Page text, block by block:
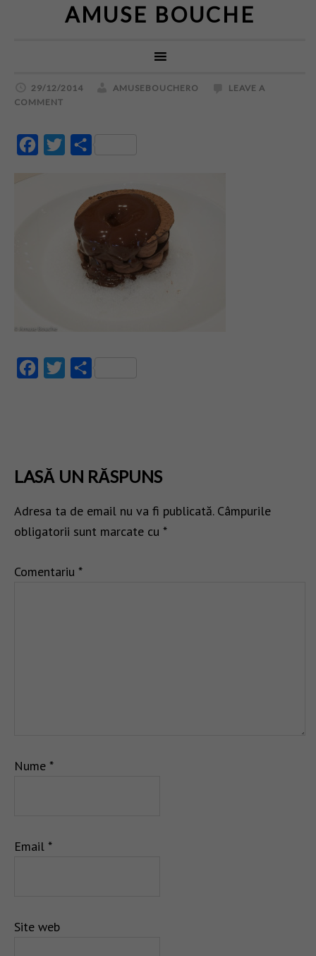
AMUSE BOUCHE
29/12/2014 AMUSEBOUCHERO
LEAVE A
COMMENT
FacebookTwitter
FacebookTwitter
LASĂ UN RĂSPUNS
Adresa ta de email nu va fi publicată. Câmpurile
obligatorii sunt marcate cu *
Comentariu *
Nume *
Email *
Site web